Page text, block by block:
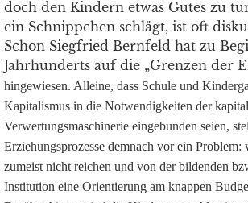
doch den Kindern etwas Gutes zu
ein Schnippchen schlägt, ist oft
Schon Siegfried Bernfeld hat zu
Jahrhunderts auf die „Grenzen der
hingewiesen. Alleine, dass Schule und
Kapitalismus in die Notwendigkeiten der
Verwertungsmaschinerie eingebunden seien,
Erziehungsprozesse demnach vor ein Problem:
zumeist nicht reichen und von der bildenden
Institution eine Orientierung am knappen